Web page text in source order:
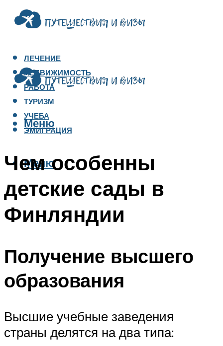
ЛЕЧЕНИЕ
НЕДВИЖИМОСТЬ
РАБОТА
ТУРИЗМ
УЧЕБА
ЭМИГРАЦИЯ
Меню
Меню
Чем особенны
детские сады в
Финляндии
Получение высшего
образования
Высшие учебные заведения
страны делятся на два типа: